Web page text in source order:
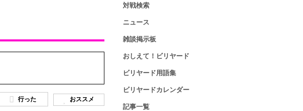
行った おススメ
対戦検索
ニュース
雑談掲示板
おしえて！ビリヤード
ビリヤード用語集
ビリヤードカレンダー
記事一覧